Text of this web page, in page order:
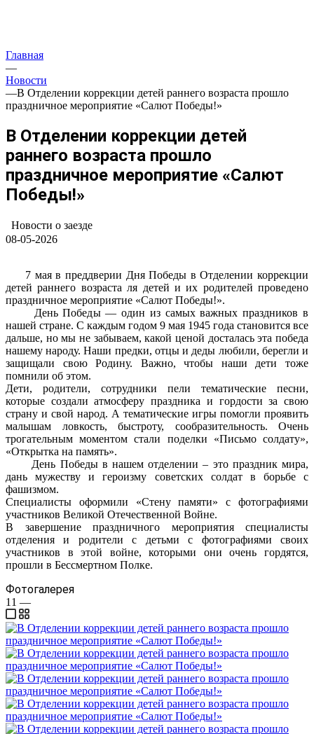
Главная
—
Новости
—В Отделении коррекции детей раннего возраста прошло
праздничное мероприятие «Салют Победы!»
В Отделении коррекции детей
раннего возраста прошло
праздничное мероприятие «Салют
Победы!»
Новости о заезде
08-05-2026
7 мая в преддверии Дня Победы в Отделении коррекции
детей раннего возраста ля детей и их родителей проведено
праздничное мероприятие «Салют Победы!».
День Победы — один из самых важных праздников в
нашей стране. С каждым годом 9 мая 1945 года становится все
дальше, но мы не забываем, какой ценой досталась эта победа
нашему народу. Наши предки, отцы и деды любили, берегли и
защищали свою Родину. Важно, чтобы наши дети тоже
помнили об этом.
Дети, родители, сотрудники пели тематические песни,
которые создали атмосферу праздника и гордости за свою
страну и свой народ. А тематические игры помогли проявить
малышам ловкость, быстроту, сообразительность. Очень
трогательным моментом стали поделки «Письмо солдату»,
«Открытка на память».
День Победы в нашем отделении – это праздник мира,
дaнь мужеству и героизму советских солдат в борьбе с
фашизмом.
Специалисты оформили «Стену памяти» с фотографиями
участников Великой Отечественной Войне.
В завершение праздничного мероприятия специалисты
отделения и родители с детьми с фотографиями своих
участников в этой войне, которыми они очень гордятся,
прошли в Бессмертном Полке.
Фотогалерея
11 —